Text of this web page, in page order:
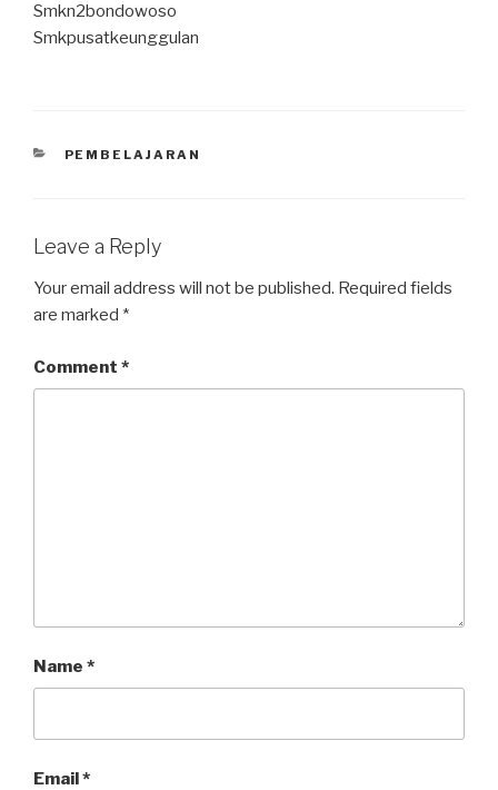
Smkn2bondowoso
Smkpusatkeunggulan
PEMBELAJARAN
Leave a Reply
Your email address will not be published. Required fields
are marked *
Comment *
Name *
Email*